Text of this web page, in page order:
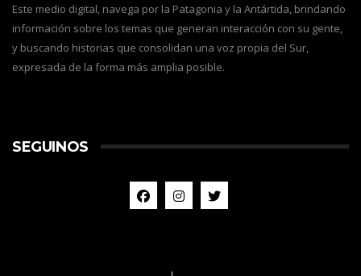
Este medio digital, navega por la Patagonia y la Antártida, brindando
información sobre los temas que generan interacción con su gente,
y buscando historias que consolidan una voz propia del Sur,
expresada de la forma más amplia posible.
SEGUINOS